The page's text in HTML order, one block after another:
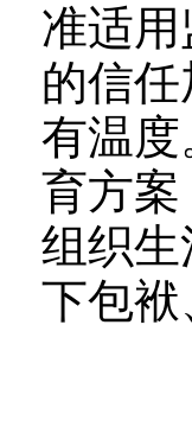
准适
的信
有温
育方
组织
下包袱